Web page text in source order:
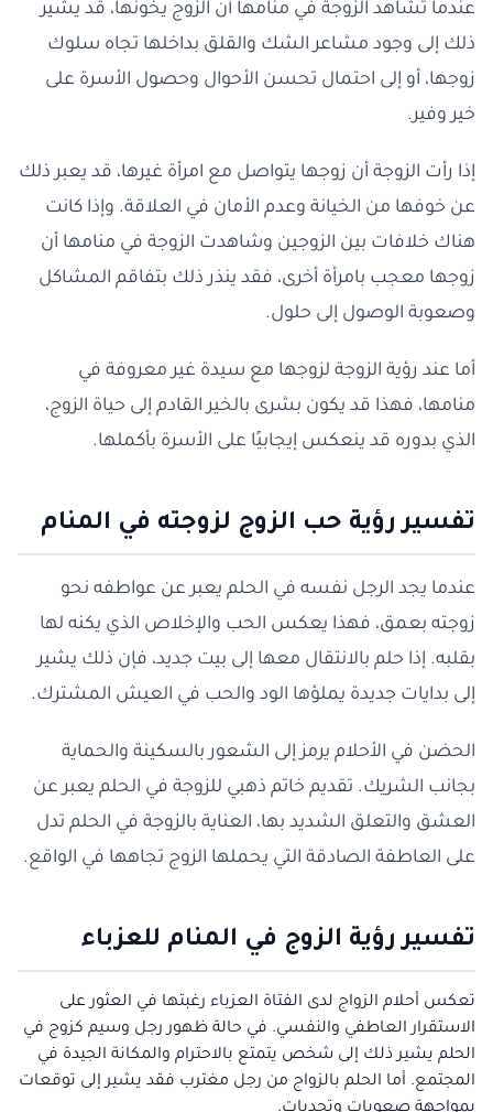
عندما تشاهد الزوجة في منامها أن الزوج يخونها، قد يشير
ذلك إلى وجود مشاعر الشك والقلق بداخلها تجاه سلوك
زوجها، أو إلى احتمال تحسن الأحوال وحصول الأسرة على
خير وفير.
إذا رأت الزوجة أن زوجها يتواصل مع امرأة غيرها، قد يعبر ذلك
عن خوفها من الخيانة وعدم الأمان في العلاقة. وإذا كانت
هناك خلافات بين الزوجين وشاهدت الزوجة في منامها أن
زوجها معجب بامرأة أخرى، فقد ينذر ذلك بتفاقم المشاكل
وصعوبة الوصول إلى حلول.
أما عند رؤية الزوجة لزوجها مع سيدة غير معروفة في
منامها، فهذا قد يكون بشرى بالخير القادم إلى حياة الزوج،
الذي بدوره قد ينعكس إيجابيًا على الأسرة بأكملها.
تفسير رؤية حب الزوج لزوجته في المنام
عندما يجد الرجل نفسه في الحلم يعبر عن عواطفه نحو
زوجته بعمق، فهذا يعكس الحب والإخلاص الذي يكنه لها
بقلبه. إذا حلم بالانتقال معها إلى بيت جديد، فإن ذلك يشير
إلى بدايات جديدة يملؤها الود والحب في العيش المشترك.
الحضن في الأحلام يرمز إلى الشعور بالسكينة والحماية
بجانب الشريك. تقديم خاتم ذهبي للزوجة في الحلم يعبر عن
العشق والتعلق الشديد بها، العناية بالزوجة في الحلم تدل
على العاطفة الصادقة التي يحملها الزوج تجاهها في الواقع.
تفسير رؤية الزوج في المنام للعزباء
تعكس أحلام الزواج لدى الفتاة العزباء رغبتها في العثور على
الاستقرار العاطفي والنفسي. في حالة ظهور رجل وسيم كزوج في
الحلم يشير ذلك إلى شخص يتمتع بالاحترام والمكانة الجيدة في
المجتمع. أما الحلم بالزواج من رجل مغترب فقد يشير إلى توقعات